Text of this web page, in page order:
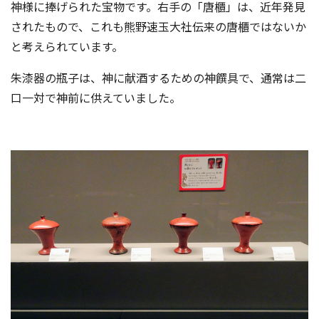
神様に捧げられた宝物です。右手の「唐櫃」は、近年発見
されたもので、これも熊野速玉大社伝来の唐櫃ではないか
と考えられています。
朱漆器の瓶子は、神に献酒するための神饌具で、通常は二
口一対で神前に供えていました。